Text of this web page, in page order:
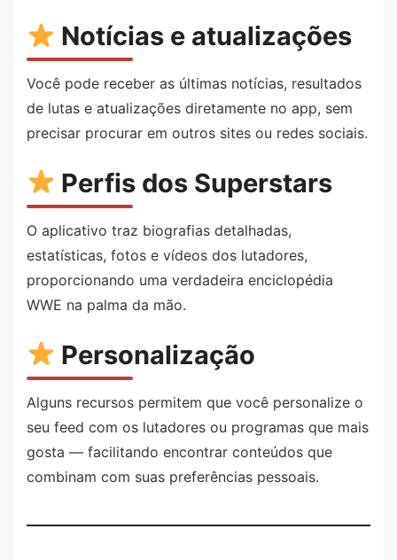
Notícias e atualizações
Você pode receber as últimas notícias, resultados
de lutas e atualizações diretamente no app, sem
precisar procurar em outros sites ou redes sociais.
Perfis dos Superstars
O aplicativo traz biografias detalhadas,
estatísticas, fotos e vídeos dos lutadores,
proporcionando uma verdadeira enciclopédia
WWE na palma da mão.
Personalização
Alguns recursos permitem que você personalize o
seu feed com os lutadores ou programas que mais
gosta — facilitando encontrar conteúdos que
combinam com suas preferências pessoais.